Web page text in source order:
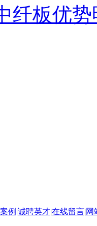
纤板优
例 |诚聘英才|在线留言|网